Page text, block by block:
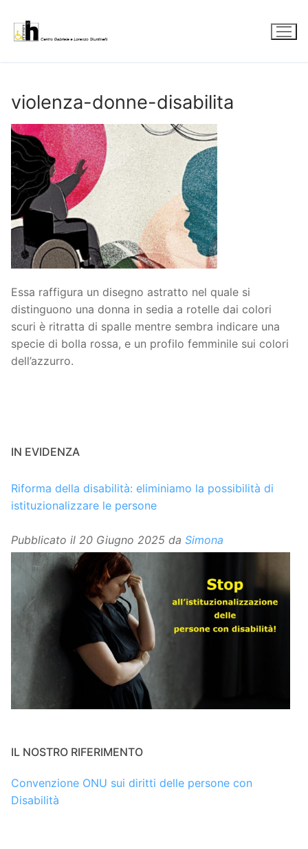
contenuto
violenza-donne-disabilita
Essa raffigura un disegno astratto nel quale si
distinguono una donna in sedia a rotelle dai colori
scuri è ritratta di spalle mentre sembra indicare una
specie di bolla rossa, e un profilo femminile sui colori
dell’azzurro.
IN EVIDENZA
Riforma della disabilità: eliminiamo la possibilità di
istituzionalizzare le persone
Pubblicato il 20 Giugno 2025 da Simona
IL NOSTRO RIFERIMENTO
Convenzione ONU sui diritti delle persone con
Disabilità